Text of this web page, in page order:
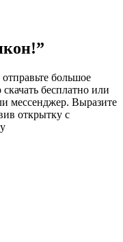
большое
бесплатно или
мессенджер. Выразите
открытку с